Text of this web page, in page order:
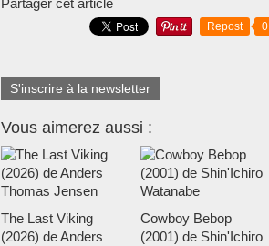
Partager cet article
Repost 0
S'inscrire à la newsletter
Vous aimerez aussi :
The Last Viking
(2026) de Anders
Cowboy Bebop
(2001) de Shin'Ichiro